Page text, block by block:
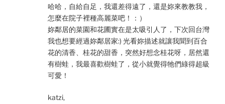
哈哈，自給自足，我還差得遠了，還是妳來教教我，
怎麼在院子裡種高麗菜吧！：）
妳鄰居的菜園和花圃實在是太吸引人了，下次回台灣
我也想要經過妳鄰居家:) 光看妳描述就讓我聞到百合
花的清香、桂花的甜香，突然好想念桂花呀，居然還
有樹蛙，我最喜歡樹蛙了，從小就覺得牠們綠得超級
可愛！
katzi,